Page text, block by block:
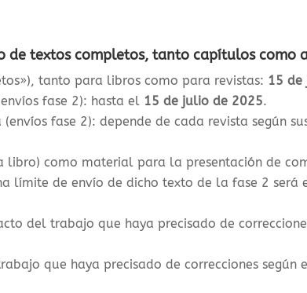
de textos completos, tanto capítulos como
tanto para libros como para revistas: 15 de
fase 2): hasta el 15 de julio de 2025.
fase 2): depende de cada revista según
como material para la presentación de
límite de envío de dicho texto de la fase 2 será
del trabajo que haya precisado de
que haya precisado de correcciones según